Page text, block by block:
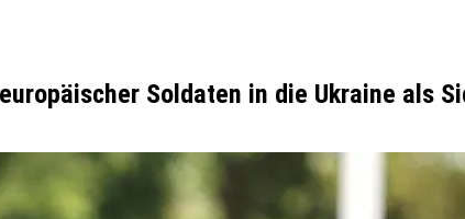
Soldaten in die Ukraine als